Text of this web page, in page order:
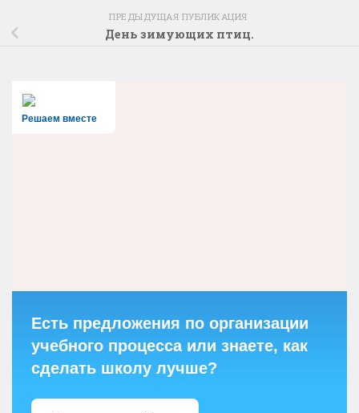
ПРЕДЫДУЩАЯ ПУБЛИКАЦИЯ
День зимующих птиц.
Решаем вместе
Есть предложения по организации
учебного процесса или знаете, как
сделать школу лучше?